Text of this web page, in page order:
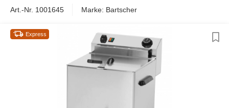
Art.-Nr. 1001645 Marke: Bartscher
Express